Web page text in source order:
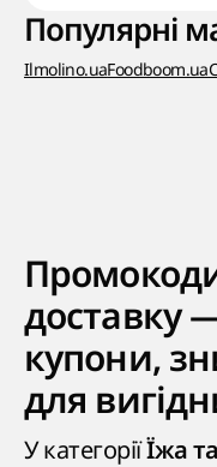
Популярні
Ilmolino.uaFoodboom.ua
доставку
купони,
для
У категоріїЇжа